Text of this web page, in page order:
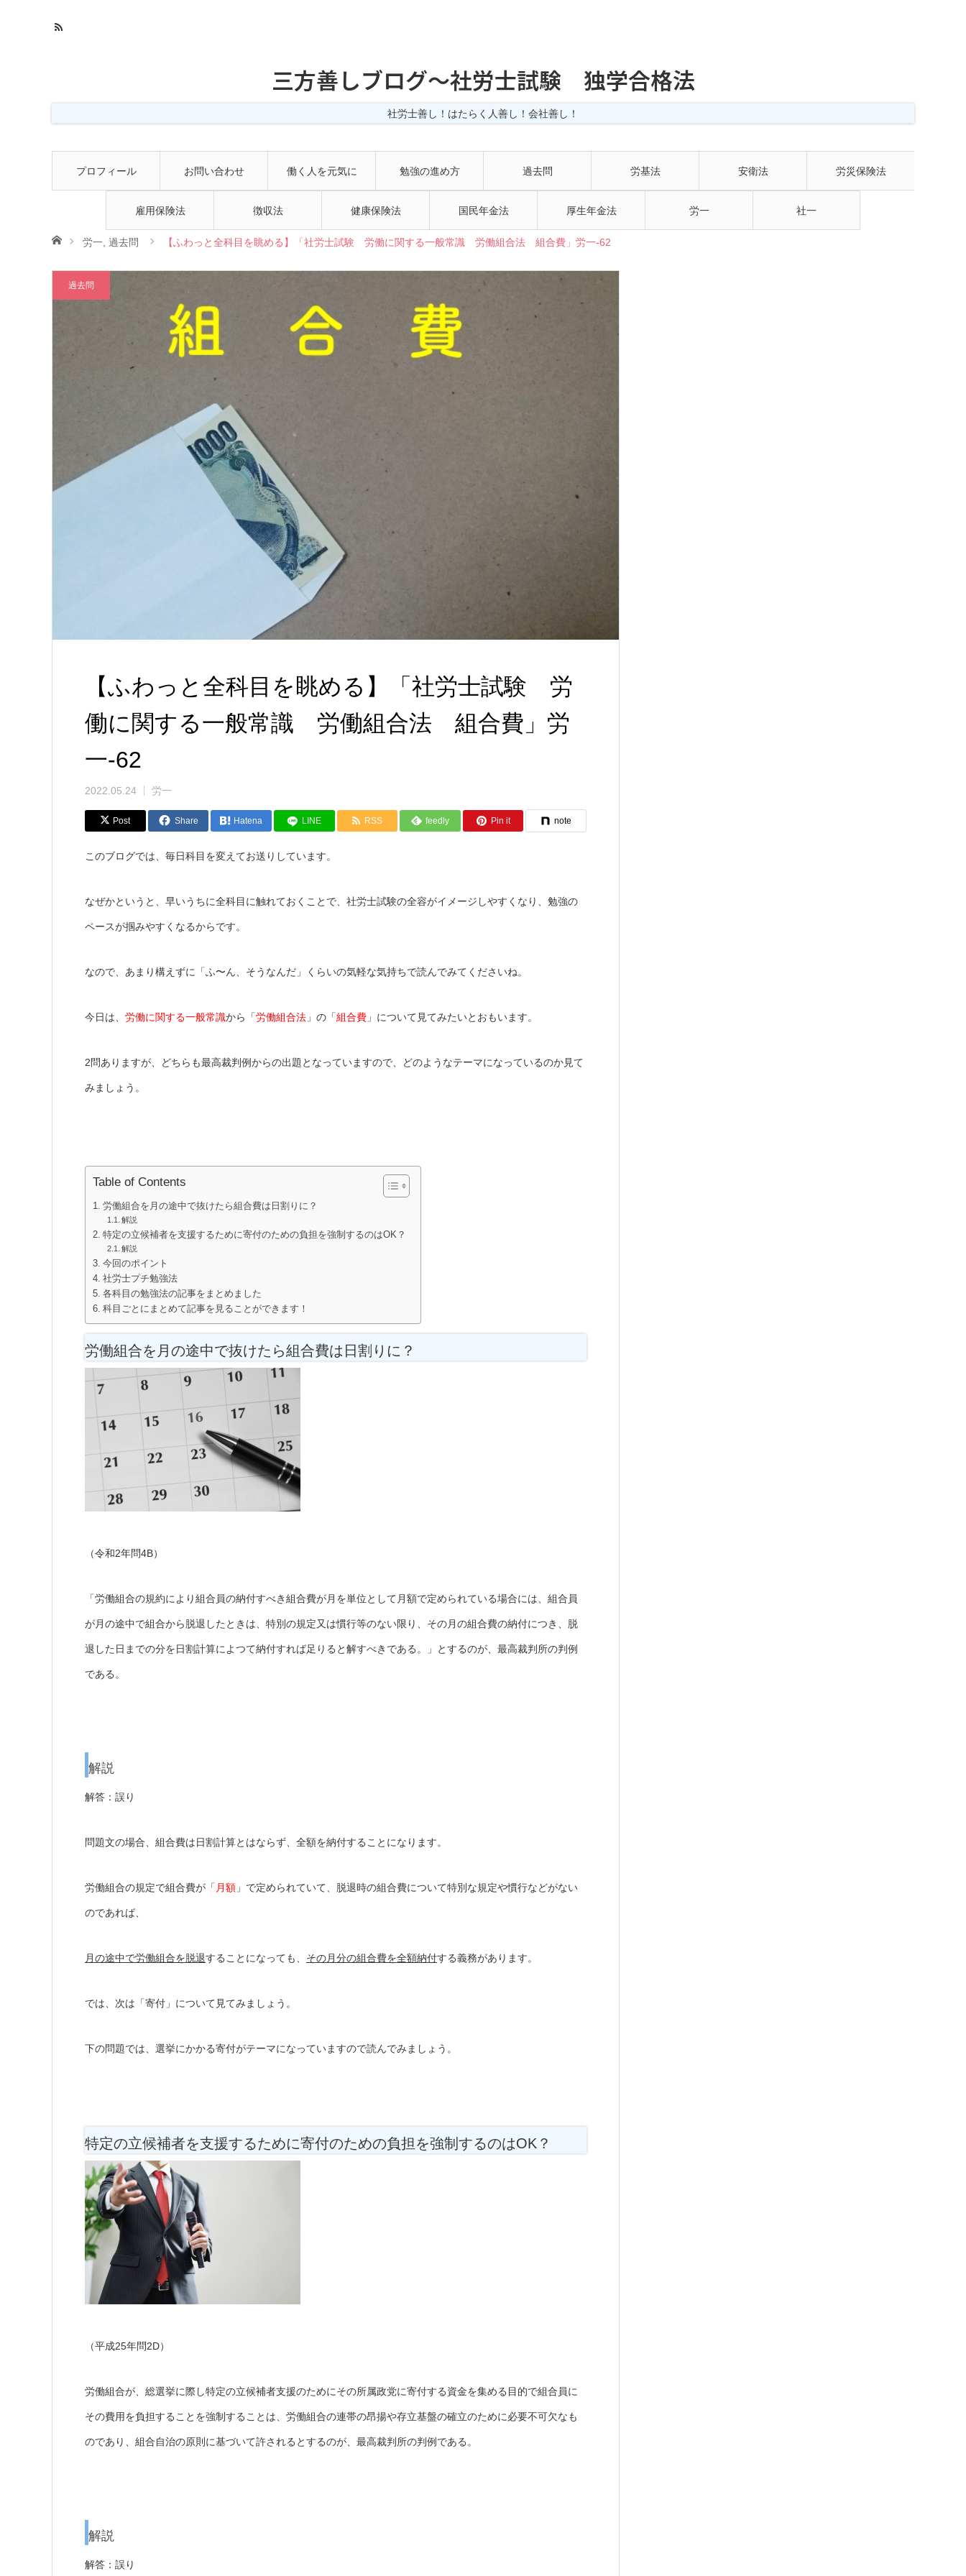
三方善しブログ〜社労士試験 独学合格法
社労士善し！はたらく人善し！会社善し！
プロフィール お問い合わせ 働く人を元気に 勉強の進め方 過去問 労基法 安衛法 労災保険法
雇用保険法 徴収法 健康保険法 国民年金法 厚生年金法 労一 社一
ホーム労一 過去問 【ふわっと全科目を眺める】「社労士試験 労働に関する一般常識 労働組合法 組合費」労一-62
過去問
【ふわっと全科目を眺める】「社労士試験 労
働に関する一般常識 労働組合法 組合費」労
一-62
2022.05.24 労一
Post Share Hatena LINE RSS feedly Pin it note
このブログでは、毎日科目を変えてお送りしています。
なぜかというと、早いうちに全科目に触れておくことで、社労士試験の全容がイメージしやすくなり、勉強の
ペースが掴みやすくなるからです。
なので、あまり構えずに「ふ〜ん、そうなんだ」くらいの気軽な気持ちで読んでみてくださいね。
今日は、 労働に関する一般常識から「労働組合法 」の「組合費 」について見てみたいとおもいます。
2問ありますが、どちらも最高裁判例からの出題となっていますので、どのようなテーマになっているのか見て
みましょう。
Table of Contents
労働組合を月の途中で抜けたら組合費は日割りに？
解説
特定の立候補者を支援するために寄付のための負担を強制するのはOK？
解説
今回のポイント
社労士プチ勉強法
各科目の勉強法の記事をまとめました
科目ごとにまとめて記事を見ることができます！
労働組合を月の途中で抜けたら組合費は日割りに？
（令和2年問4B）
「労働組合の規約により組合員の納付すべき組合費が月を単位として月額で定められている場合には、組合員
が月の途中で組合から脱退したときは、特別の規定又は慣行等のない限り、その月の組合費の納付につき、脱
退した日までの分を日割計算によつて納付すれば足りると解すべきである。」とするのが、最高裁判所の判例
である。
解説
解答：誤り
問題文の場合、組合費は日割計算とはならず、全額を納付することになります。
労働組合の規定で組合費が「 月額 」で定められていて、脱退時の組合費について特別な規定や慣行などがない
のであれば、
月の途中で労働組合を脱退することになっても、 その月分の組合費を全額納付する義務があります。
では、次は「寄付」について見てみましょう。
下の問題では、選挙にかかる寄付がテーマになっていますので読んでみましょう。
特定の立候補者を支援するために寄付のための負担を強制するのはOK？
（平成25年問2D）
労働組合が、総選挙に際し特定の立候補者支援のためにその所属政党に寄付する資金を集める目的で組合員に
その費用を負担することを強制することは、労働組合の連帯の昂揚や存立基盤の確立のために必要不可欠なも
のであり、組合自治の原則に基づいて許されるとするのが、最高裁判所の判例である。
解説
解答：誤り